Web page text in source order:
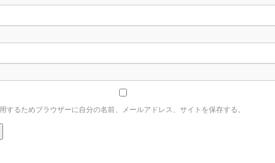
するためブラウザーに自分の名前、メールアドレス、サイトを保存する。